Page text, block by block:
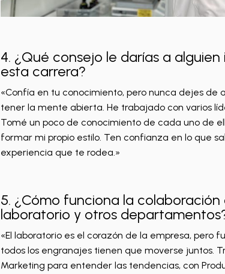
4. ¿Qué consejo le darías a
esta carrera?
«Confía en tu conocimiento, pero nunca dejes de
tener la mente abierta. He trabajado con varios
Tomé un poco de conocimiento de cada uno de
formar mi propio estilo. Ten confianza en lo que
experiencia que te rodea.»
5. ¿Cómo funciona la colaboración
laboratorio y otros
«El laboratorio es el corazón de la empresa, pero
todos los engranajes tienen que moverse juntos.
Marketing para entender las tendencias, con